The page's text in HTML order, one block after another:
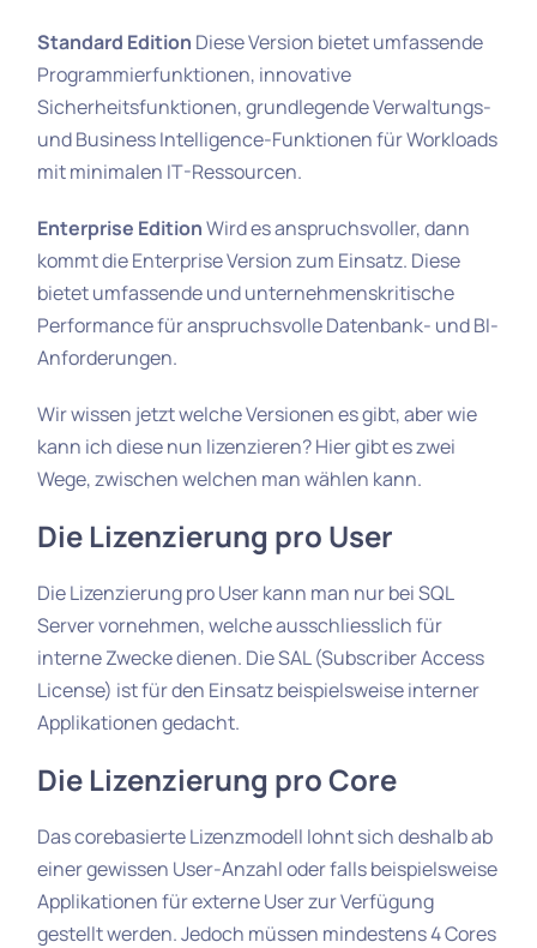
Standard Edition Diese Version bietet umfassende
Programmierfunktionen, innovative
Sicherheitsfunktionen, grundlegende Verwaltungs-
und Business Intelligence-Funktionen für Workloads
mit minimalen IT-Ressourcen.
Enterprise EditionWird es anspruchsvoller, dann
kommt die Enterprise Version zum Einsatz. Diese
bietet umfassende und unternehmenskritische
Performance für anspruchsvolle Datenbank- und BI-
Anforderungen.
Wir wissen jetzt welche Versionen es gibt, aber wie
kann ich diese nun lizenzieren? Hier gibt es zwei
Wege, zwischen welchen man wählen kann.
Die Lizenzierung pro User
Die Lizenzierung pro User kann man nur bei SQL
Server vornehmen, welche ausschliesslich für
interne Zwecke dienen. Die SAL (Subscriber Access
License) ist für den Einsatz beispielsweise interner
Applikationen gedacht.
Die Lizenzierung pro Core
Das corebasierte Lizenzmodell lohnt sich deshalb ab
einer gewissen User-Anzahl oder falls beispielsweise
Applikationen für externe User zur Verfügung
gestellt werden. Jedoch müssen mindestens 4 Cores